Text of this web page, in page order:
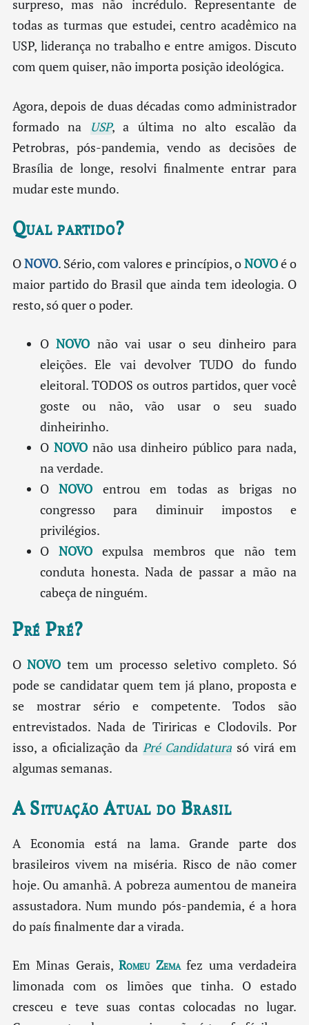
surpreso, mas não incrédulo. Representante de
todas as turmas que estudei, centro acadêmico na
USP, liderança no trabalho e entre amigos. Discuto
com quem quiser, não importa posição ideológica.
Agora, depois de duas décadas como administrador
formado na
USP, a última no alto escalão da
Petrobras, pós-pandemia, vendo as decisões de
Brasília de longe, resolvi finalmente entrar para
mudar este mundo.
Qual partido?
ONOVO. Sério, com valores e princípios, oNOVOé o
maior partido do Brasil que ainda tem ideologia. O
resto, só quer o poder.
ONOVO não vai usar o seu dinheiro para
eleições. Ele vai devolver TUDO do fundo
eleitoral. TODOS os outros partidos, quer você
goste ou não, vão usar o seu suado
dinheirinho.
O NOVOnão usa dinheiro público para nada,
na verdade.
ONOVO entrou em todas as brigas no
congresso para diminuir impostos e
privilégios.
O NOVOexpulsa membros que não tem
conduta honesta. Nada de passar a mão na
cabeça de ninguém.
Pré Pré?
ONOVO tem um processo seletivo completo. Só
pode se candidatar quem tem já plano, proposta e
se mostrar sério e competente. Todos são
entrevistados. Nada de Tiriricas e Clodovils. Por
isso, a oficialização da Pré Candidatura só virá em
algumas semanas.
A Situação Atual do Brasil
A Economia está na lama. Grande parte dos
brasileiros vivem na miséria. Risco de não comer
hoje. Ou amanhã. A pobreza aumentou de maneira
assustadora. Num mundo pós-pandemia, é a hora
do país finalmente dar a virada.
Em Minas Gerais,Romeu Zemafez uma verdadeira
limonada com os limões que tinha. O estado
cresceu e teve suas contas colocadas no lugar.